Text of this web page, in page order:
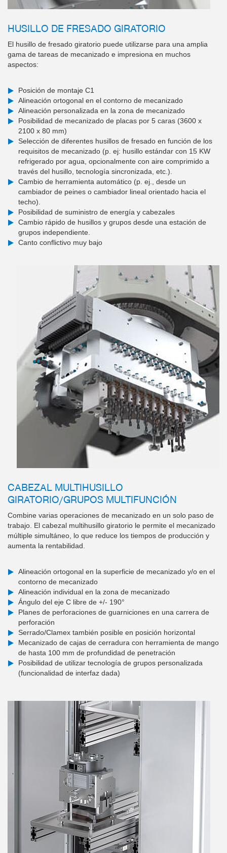
HUSILLO DE FRESADO GIRATORIO
El husillo de fresado giratorio puede utilizarse para una amplia
gama de tareas de mecanizado e impresiona en muchos
aspectos:
Posición de montaje C1
Alineación ortogonal en el contorno de mecanizado
Alineación personalizada en la zona de mecanizado
Posibilidad de mecanizado de placas por 5 caras (3600 x
2100 x 80 mm)
Selección de diferentes husillos de fresado en función de los
requisitos de mecanizado (p. ej: husillo estándar con 15 KW
refrigerado por agua, opcionalmente con aire comprimido a
través del husillo, tecnología sincronizada, etc.).
Cambio de herramienta automático (p. ej., desde un
cambiador de peines o cambiador lineal orientado hacia el
techo).
Posibilidad de suministro de energía y cabezales
Cambio rápido de husillos y grupos desde una estación de
grupos independiente.
Canto conflictivo muy bajo
CABEZAL MULTIHUSILLO
GIRATORIO/GRUPOS MULTIFUNCIÓN
Combine varias operaciones de mecanizado en un solo paso de
trabajo. El cabezal multihusillo giratorio le permite el mecanizado
múltiple simultáneo, lo que reduce los tiempos de producción y
aumenta la rentabilidad.
Alineación ortogonal en la superficie de mecanizado y/o en el
contorno de mecanizado
Alineación individual en la zona de mecanizado
Ángulo del eje C libre de +/- 190°
Planes de perforaciones de guarniciones en una carrera de
perforación
Serrado/Clamex también posible en posición horizontal
Mecanizado de cajas de cerradura con herramienta de mango
de hasta 100 mm de profundidad de penetración
Posibilidad de utilizar tecnología de grupos personalizada
(funcionalidad de interfaz dada)